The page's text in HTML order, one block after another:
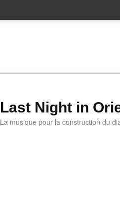
Last Night in
La musique pour la construction du